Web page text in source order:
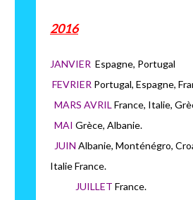
2016
JANVIER Espagne,
FEVRIER Portugal,
MARS AVRIL France, Italie,
MAI Grèce,
JUIN Albanie, Monténégro,
Italie
JUILLET